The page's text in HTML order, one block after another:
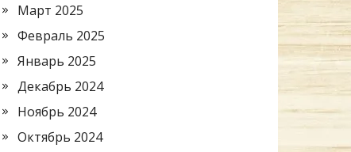
Март 2025
Февраль 2025
Январь 2025
Декабрь 2024
Ноябрь 2024
Октябрь 2024